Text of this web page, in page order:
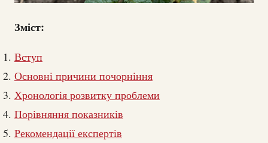
Зміст:
Вступ
Основні причини почорніння
Хронологія розвитку проблеми
Порівняння показників
Рекомендації експертів